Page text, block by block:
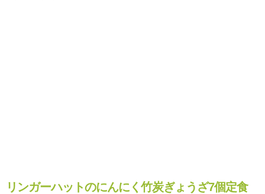
リンガーハットのにんにく竹炭ぎょうざ7個定食